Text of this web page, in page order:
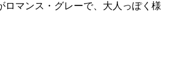
ロマンス・グレーで、大人っぽく様